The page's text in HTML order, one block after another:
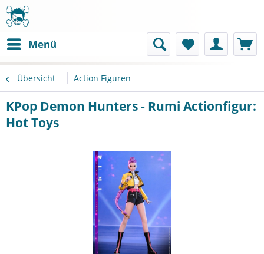
Menü
Übersicht Action Figuren
KPop Demon Hunters - Rumi Actionfigur:
Hot Toys